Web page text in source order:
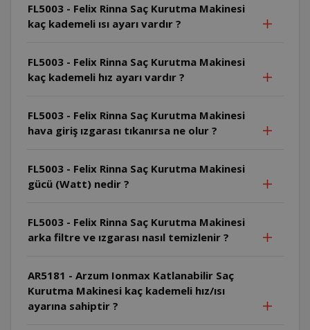
FL5003 - Felix Rinna Saç Kurutma Makinesi
kaç kademeli ısı ayarı vardır ?
FL5003 - Felix Rinna Saç Kurutma Makinesi
kaç kademeli hız ayarı vardır ?
FL5003 - Felix Rinna Saç Kurutma Makinesi
hava giriş ızgarası tıkanırsa ne olur ?
FL5003 - Felix Rinna Saç Kurutma Makinesi
gücü (Watt) nedir ?
FL5003 - Felix Rinna Saç Kurutma Makinesi
arka filtre ve ızgarası nasıl temizlenir ?
AR5181 - Arzum Ionmax Katlanabilir Saç
Kurutma Makinesi kaç kademeli hız/ısı
ayarına sahiptir ?